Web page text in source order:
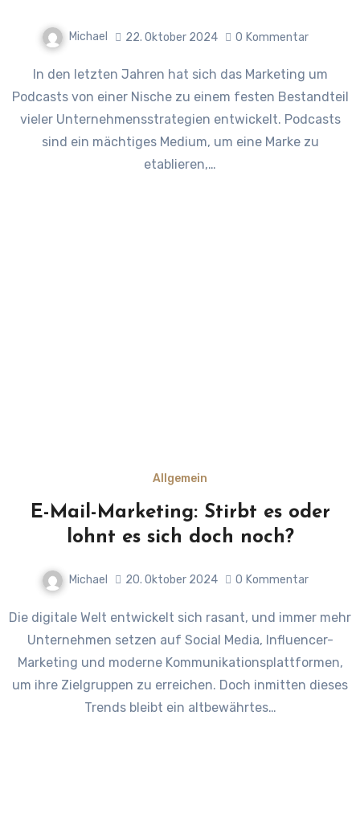
Michael 22. Oktober 2024 0 Kommentar
Podcasts von einer Nische zu einem festen Bestandteil
vieler Unternehmensstrategien entwickelt. Podcasts
sind ein mächtiges Medium, um eine Marke zu
etablieren,…
Allgemein
E-Mail-Marketing: Stirbt es oder
lohnt es sich doch noch?
Michael 20. Oktober 2024 0 Kommentar
Die digitale Welt entwickelt sich rasant, und immer mehr
Unternehmen setzen auf Social Media, Influencer-
Marketing und moderne Kommunikationsplattformen,
um ihre Zielgruppen zu erreichen. Doch inmitten dieses
Trends bleibt ein altbewährtes…